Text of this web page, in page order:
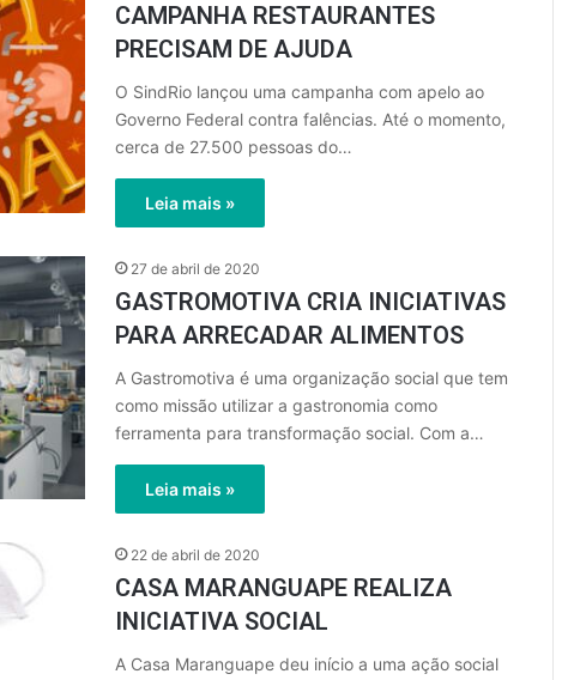
CAMPANHA RESTAURANTES
PRECISAM DE AJUDA
O SindRio lançou uma campanha com apelo ao
Governo Federal contra falências. Até o momento,
cerca de 27.500 pessoas do…
Leia mais »
27 de abril de 2020
GASTROMOTIVA CRIA INICIATIVAS
PARA ARRECADAR ALIMENTOS
A Gastromotiva é uma organização social que tem
como missão utilizar a gastronomia como
ferramenta para transformação social. Com a…
Leia mais »
22 de abril de 2020
CASA MARANGUAPE REALIZA
INICIATIVA SOCIAL
A Casa Maranguape deu início a uma ação social